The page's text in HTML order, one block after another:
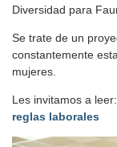
Diversidad para
Se trate de un
constantemente
mujeres.
Les invitamos a leer:
reglas laborales